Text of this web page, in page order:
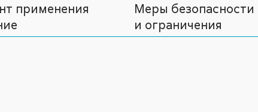
применения
Меры безопасности
и ограничения